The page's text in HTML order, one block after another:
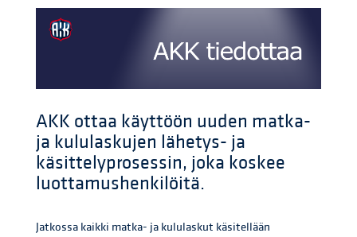
AKK ottaa käyttöön uuden matka-
ja kululaskujen lähetys- ja
käsittelyprosessin, joka koskee
luottamushenkilöitä.
Jatkossa kaikki matka- ja kululaskut käsitellään